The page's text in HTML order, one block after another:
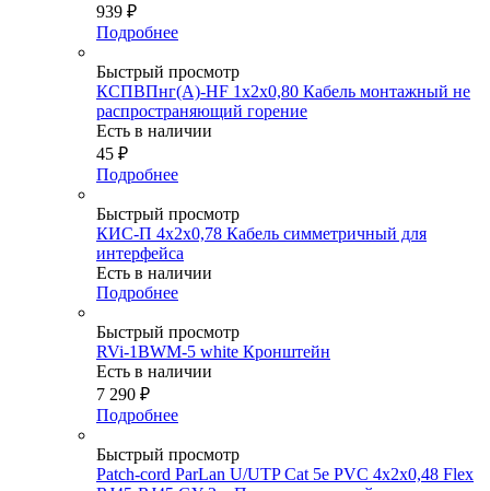
939 ₽
Подробнее
Быстрый просмотр
КСПВПнг(А)-HF 1х2х0,80 Кабель монтажный не
распространяющий горение
Есть в наличии
45 ₽
Подробнее
Быстрый просмотр
КИС-П 4х2х0,78 Кабель симметричный для
интерфейса
Есть в наличии
Подробнее
Быстрый просмотр
RVi-1BWM-5 white Кронштейн
Есть в наличии
7 290 ₽
Подробнее
Быстрый просмотр
Patch-cord ParLan U/UTP Cat 5e PVC 4х2х0,48 Flex